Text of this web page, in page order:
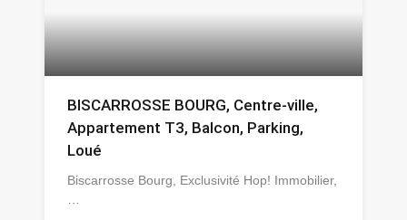
BISCARROSSE BOURG, Centre-ville,
Appartement T3, Balcon, Parking,
Loué
Biscarrosse Bourg, Exclusivité Hop! Immobilier,
…